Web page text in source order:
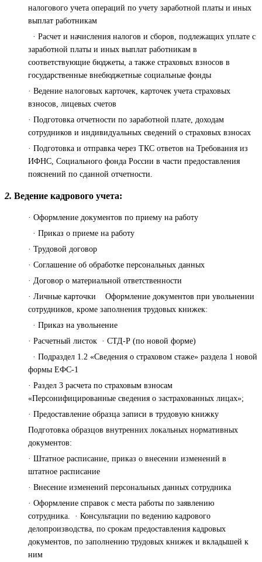
налогового учета операций по учету заработной платы и иных
выплат работникам
· Расчет и начисления налогов и сборов, подлежащих уплате с
заработной платы и иных выплат работникам в
соответствующие бюджеты, а также страховых взносов в
государственные внебюджетные социальные фонды
· Ведение налоговых карточек, карточек учета страховых
взносов, лицевых счетов
· Подготовка отчетности по заработной плате, доходам
сотрудников и индивидуальных сведений о страховых взносах
· Подготовка и отправка через ТКС ответов на Требования из
ИФНС, Социального фонда России в части предоставления
пояснений по сданной отчетности.
2. Ведение кадрового учета:
· Оформление документов по приему на работу
· Приказ о приеме на работу
· Трудовой договор
· Соглашение об обработке персональных данных
· Договор о материальной ответственности
· Личные карточки Оформление документов при увольнении
сотрудников, кроме заполнения трудовых книжек:
· Приказ на увольнение
· Расчетный листок · СТД-Р (по новой форме)
· Подраздел 1.2 «Сведения о страховом стаже» раздела 1 новой
формы ЕФС-1
· Раздел 3 расчета по страховым взносам
«Персонифицированные сведения о застрахованных лицах»;
· Предоставление образца записи в трудовую книжку
Подготовка образцов внутренних локальных нормативных
документов:
· Штатное расписание, приказ о внесении изменений в
штатное расписание
· Внесение изменений персональных данных сотрудника
· Оформление справок с места работы по заявлению
сотрудника. · Консультации по ведению кадрового
делопроизводства, по срокам предоставления кадровых
документов, по заполнению трудовых книжек и вкладышей к
ним